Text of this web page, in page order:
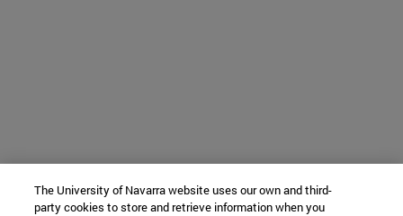
The University of Navarra website uses our own and third-
party cookies to store and retrieve information when you